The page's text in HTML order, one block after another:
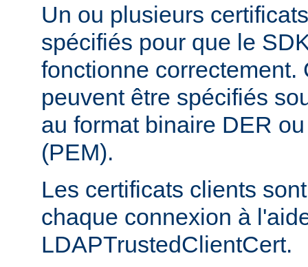
Un ou plusieurs
spécifiés pour que le
fonctionne correctement.
peuvent être spécifiés
au format binaire DER
(PEM).
Les certificats clients
chaque connexion à
LDAPTrustedClientCert.